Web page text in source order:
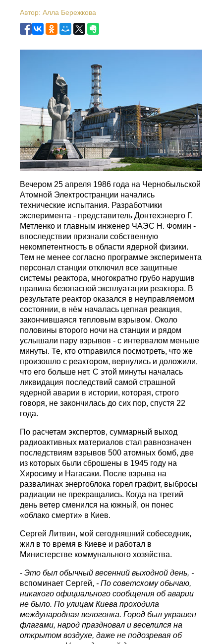
Автор: Алла Бережкова
Вечером 25 апреля 1986 года на Чернобыльской
Атомной Электространции начались
технические испытания. Разработчики
эксперимента - представитель Донтехэнерго Г.
Метленко и главным инженер ЧАЭС Н. Фомин -
впоследствии признали собственную
некомпетентность в области ядерной физики.
Тем не менее согласно программе эксперимента
персонал станции отключил все защитные
системы реактора, многократно грубо нарушив
правила безопасной эксплуатации реактора. В
результате реактор оказался в неуправляемом
состоянии, в нём началась цепная реакция,
закончившаяся тепловым взрывом. Около
половины второго ночи на станции и рядом
услышали пару взрывов - с интервалом меньше
минуты. Те, кто отправился посмотреть, что же
произошло с реактором, вернулись и доложили,
что его больше нет. С этой минуты началась
ликвидация последствий самой страшной
ядерной аварии в истории, которая, строго
говоря, не закончилась до сих пор, спустя 22
года.
По расчетам экспертов, суммарный выход
радиоактивных материалов стал равнозначен
последствиям взрывов 500 атомных бомб, две
из которых были сброшены в 1945 году на
Хиросиму и Нагасаки. После взрыва на
развалинах энергоблока горел графит, выбросы
радиации не прекращались. Когда на третий
день ветер сменился на южный, он понес
«облако смерти» в Киев.
Сергей Литвин, мой сегодняшний собеседник,
жил в то время в Киеве и работал в
Министерстве коммунального хозяйства.
-Это был обычный весенний выходной день, -
вспоминает Сергей, - По советскому обычаю,
никакого официального сообщения об аварии
не было.По улицам Киева проходила
международная велогонка. Город был украшен
флагами, народ праздновал и веселился на
открытом воздухе, даже не подозревая об